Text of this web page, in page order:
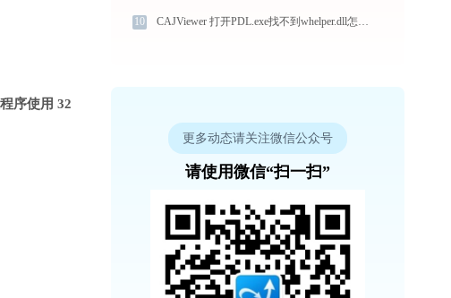
序使用 32
10 CAJViewer 打开PDL.exe找不到whelper.dll怎么办
更多动态请关注微信公众号
请使用微信“扫一扫”